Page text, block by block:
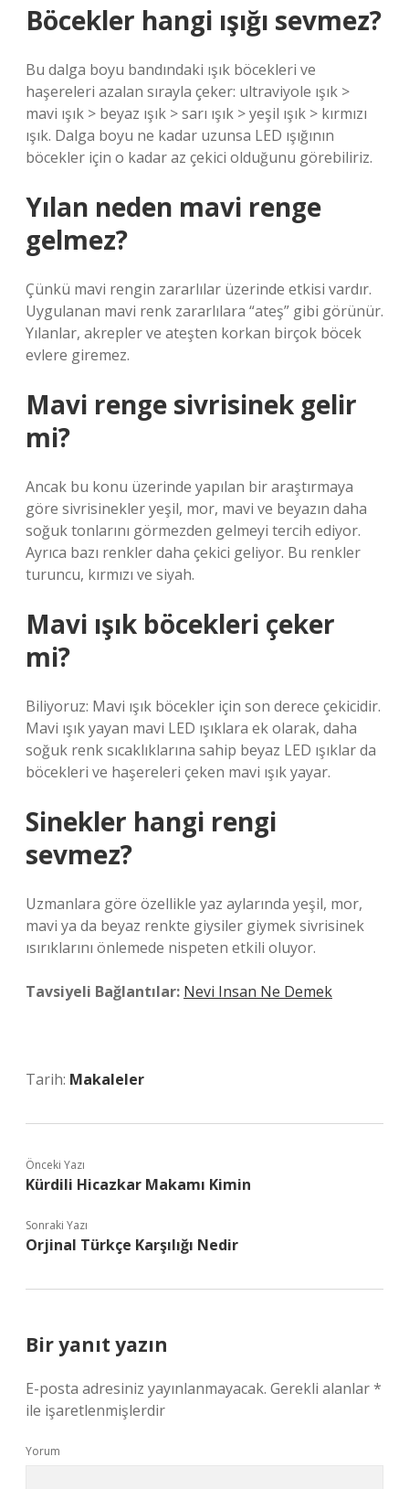
Böcekler hangi ışığı sevmez?
Bu dalga boyu bandındaki ışık böcekleri ve
haşereleri azalan sırayla çeker: ultraviyole ışık >
mavi ışık > beyaz ışık > sarı ışık > yeşil ışık > kırmızı
ışık. Dalga boyu ne kadar uzunsa LED ışığının
böcekler için o kadar az çekici olduğunu görebiliriz.
Yılan neden mavi renge
gelmez?
Çünkü mavi rengin zararlılar üzerinde etkisi vardır.
Uygulanan mavi renk zararlılara “ateş” gibi görünür.
Yılanlar, akrepler ve ateşten korkan birçok böcek
evlere giremez.
Mavi renge sivrisinek gelir
mi?
Ancak bu konu üzerinde yapılan bir araştırmaya
göre sivrisinekler yeşil, mor, mavi ve beyazın daha
soğuk tonlarını görmezden gelmeyi tercih ediyor.
Ayrıca bazı renkler daha çekici geliyor. Bu renkler
turuncu, kırmızı ve siyah.
Mavi ışık böcekleri çeker
mi?
Biliyoruz: Mavi ışık böcekler için son derece çekicidir.
Mavi ışık yayan mavi LED ışıklara ek olarak, daha
soğuk renk sıcaklıklarına sahip beyaz LED ışıklar da
böcekleri ve haşereleri çeken mavi ışık yayar.
Sinekler hangi rengi
sevmez?
Uzmanlara göre özellikle yaz aylarında yeşil, mor,
mavi ya da beyaz renkte giysiler giymek sivrisinek
ısırıklarını önlemede nispeten etkili oluyor.
Tavsiyeli Bağlantılar: Nevi Insan Ne Demek
Tarih: Makaleler
Önceki Yazı
Kürdili Hicazkar Makamı Kimin
Sonraki Yazı
Orjinal Türkçe Karşılığı Nedir
Bir yanıt yazın
E-posta adresiniz yayınlanmayacak. Gerekli alanlar*
ile işaretlenmişlerdir
Yorum